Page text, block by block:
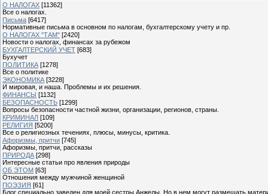
О НАЛОГАХ [11362]
Все о налогах.
Письма [6417]
Нормативные письма в основном по налогам, бухгалтерскому учету и пр.
О НАЛОГАХ "ТАМ" [2420]
Новости о налогах, финансах за рубежом
БУХГАЛТЕРСКИЙ УЧЕТ [683]
Бухучет
ПОЛИТИКА [1278]
Все о политике
ЭКОНОМИКА [3228]
И мировая, и наша. Проблемы и их решения.
ФИНАНСЫ [1132]
БЕЗОПАСНОСТЬ [1299]
Вопросы безопасности частной жизни, организации, регионов, страны.
КРИМИНАЛ [109]
РЕЛИГИЯ [5200]
Все о религиозных течениях, плюсы, минусы, критика.
Афоризмы, притчи [745]
Афоризмы, притчи, рассказы
ПРИРОДА [298]
Интересные статьи про явления природы
ОБ ЭТОМ [63]
Отношения между мужчиной женщиной
ПОЭЗИЯ [61]
Блог специально заведен для моей сестры Анжелы. Но в нем могут размещать